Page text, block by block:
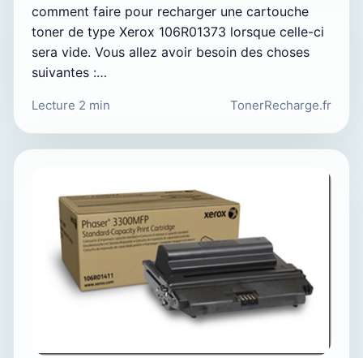
comment faire pour recharger une cartouche
toner de type Xerox 106R01373 lorsque celle-ci
sera vide. Vous allez avoir besoin des choses
suivantes :…
Lecture 2 min TonerRecharge.fr